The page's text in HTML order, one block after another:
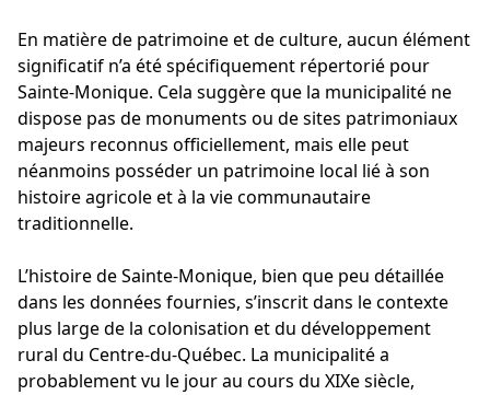
En matière de patrimoine et de culture, aucun élément
significatif n’a été spécifiquement répertorié pour
Sainte-Monique. Cela suggère que la municipalité ne
dispose pas de monuments ou de sites patrimoniaux
majeurs reconnus officiellement, mais elle peut
néanmoins posséder un patrimoine local lié à son
histoire agricole et à la vie communautaire
traditionnelle.
L’histoire de Sainte-Monique, bien que peu détaillée
dans les données fournies, s’inscrit dans le contexte
plus large de la colonisation et du développement
rural du Centre-du-Québec. La municipalité a
probablement vu le jour au cours du XIXe siècle,